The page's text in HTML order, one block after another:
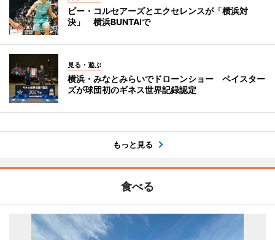
ビー・コルセアーズとエクセレンスが「横浜対
決」 横浜BUNTAIで
見る・遊ぶ
横浜・みなとみらいでドローンショー ベイスター
ズが球団初のギネス世界記録認定
もっと見る
食べる